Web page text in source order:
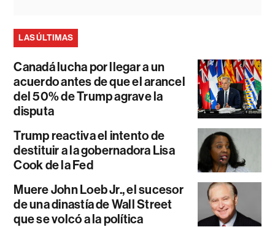
LAS ÚLTIMAS
Canadá lucha por llegar a un
acuerdo antes de que el arancel
del 50% de Trump agrave la
disputa
Trump reactiva el intento de
destituir a la gobernadora Lisa
Cook de la Fed
Muere John Loeb Jr., el sucesor
de una dinastía de Wall Street
que se volcó a la política